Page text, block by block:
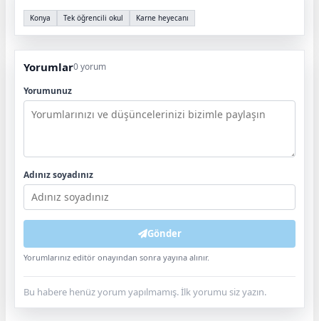
Konya Tek öğrencili okul Karne heyecanı
Yorumlar0 yorum
Yorumunuz
Adınız soyadınız
Gönder
Yorumlarınız editör onayından sonra yayına alınır.
Bu habere henüz yorum yapılmamış. İlk yorumu siz yazın.